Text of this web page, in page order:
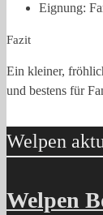
Eignung:
Fazit
Ein kleiner,
und bestens für
Welpen
Welpen